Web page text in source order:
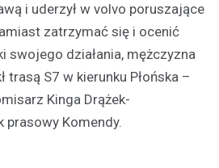
i uderzył w volvo poruszające
zatrzymać się i ocenić
swojego działania, mężczyzna
trasą S7 w kierunku Płońska –
Kinga Drążek-
prasowy Komendy.